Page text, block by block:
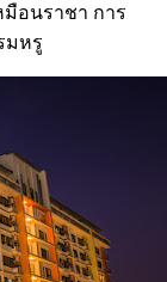
มือนราชา การ
มหรู